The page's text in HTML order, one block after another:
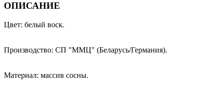
ОПИСАНИЕ
Цвет: белый воск.
Производство: СП "ММЦ" (Беларусь/Германия).
Материал: массив сосны.